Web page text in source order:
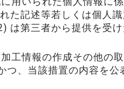
た記述等若しくは個人
は第三者から提供を受
工情報の作成その他の
、当該措置の内容を公